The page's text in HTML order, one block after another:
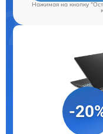
Нажимая на кнопку
-